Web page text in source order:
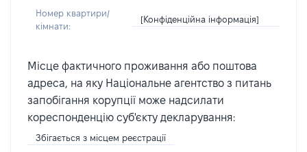
Номер квартири/
кімнати:
[Конфіденційна інформація]
Місце фактичного проживання або поштова
адреса, на яку Національне агентство з питань
запобігання корупції може надсилати
кореспонденцію суб'єкту декларування:
Збігається з місцем реєстрації